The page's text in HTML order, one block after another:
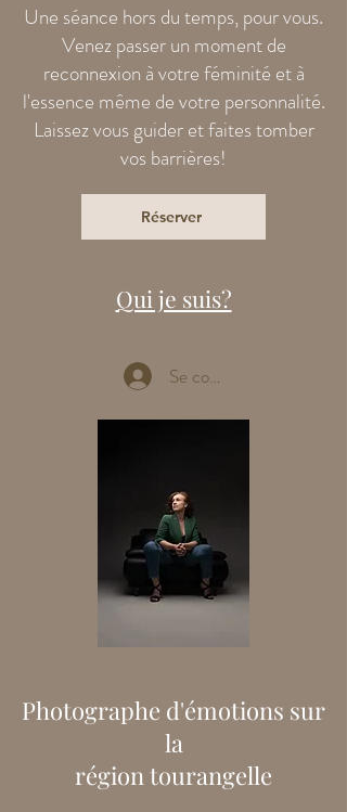
Une séance hors du temps, pour vous.
Venez passer un moment de
reconnexion à votre féminité et à
l'essence même de votre personnalité.
Laissez vous guider et faites tomber
vos barrières!
Réserver
Qui je suis?
Se connecter
Photographe d'émotions sur
la
région tourangelle